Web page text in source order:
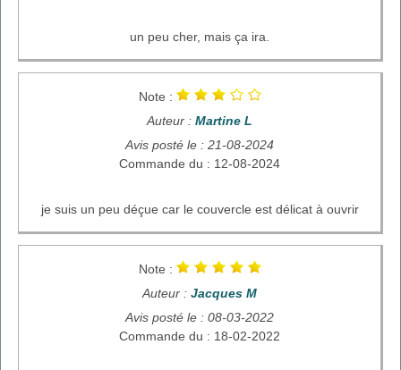
un peu cher, mais ça ira.
Note :
Auteur : Martine L
Avis posté le : 21-08-2024
Commande du : 12-08-2024
je suis un peu déçue car le couvercle est délicat à ouvrir
Note :
Auteur : Jacques M
Avis posté le : 08-03-2022
Commande du : 18-02-2022